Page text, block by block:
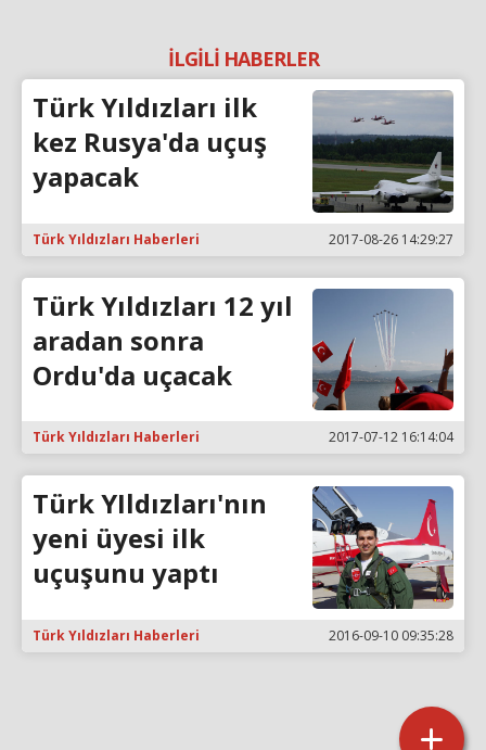
İLGİLİ HABERLER
Türk Yıldızları ilk
kez Rusya'da uçuş
yapacak
Türk Yıldızları Haberleri 2017-08-26 14:29:27
Türk Yıldızları 12 yıl
aradan sonra
Ordu'da uçacak
Türk Yıldızları Haberleri 2017-07-12 16:14:04
Türk YIldızları'nın
yeni üyesi ilk
uçuşunu yaptı
Türk Yıldızları Haberleri 2016-09-10 09:35:28